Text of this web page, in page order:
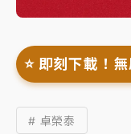
⭐️ 即刻下載！
# 卓榮泰